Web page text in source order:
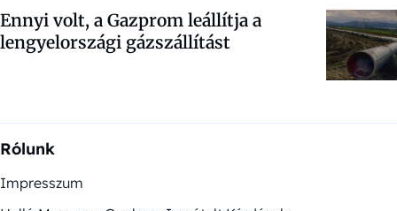
Ennyi volt, a Gazprom leállítja a
lengyelországi gázszállítást
Rólunk
Impresszum